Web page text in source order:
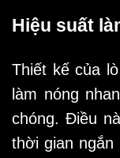
Hiệu suất
Thiết kế của
làm nóng
chóng. Điều
thời gian ngắn